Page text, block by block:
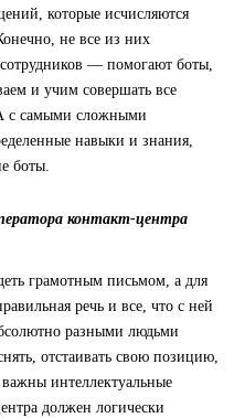
которые исчисляются
не все из них
— помогают боты,
и учим совершать все
с самыми сложными
навыки и знания,
боты.
контакт-центра
грамотным письмом, а для
речь и все, что с ней
разными людьми
отстаивать свою позицию,
интеллектуальные
должен логически